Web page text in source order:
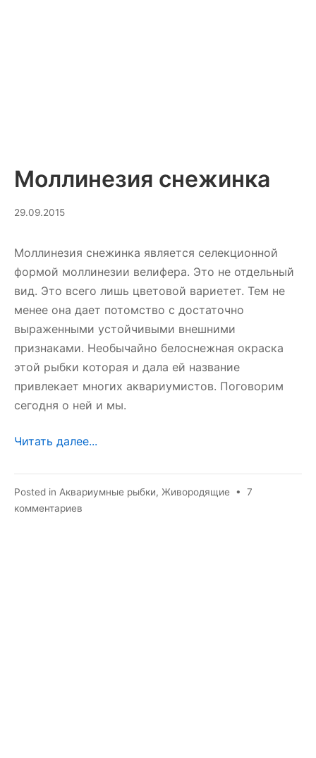
Моллинезия снежинка
29.09.201510.03.2025
Моллинезия снежинка является селекционной
формой моллинезии велифера. Это не отдельный
вид. Это всего лишь цветовой вариетет. Тем не
менее она дает потомство с достаточно
выраженными устойчивыми внешними
признаками. Необычайно белоснежная окраска
этой рыбки которая и дала ей название
привлекает многих аквариумистов. Поговорим
сегодня о ней и мы.
Читать далее...
Posted in Аквариумные рыбки, Живородящие • 7
комментариев